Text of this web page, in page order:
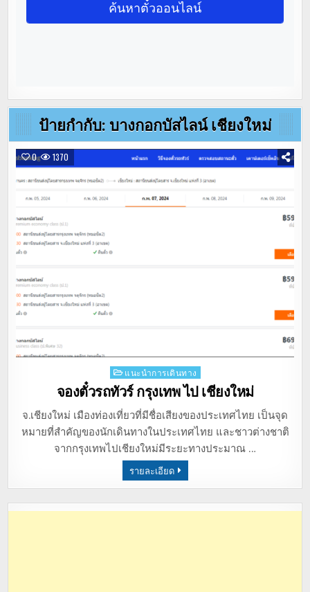
ป้ายกำกับ: บางกอกบัสไลน์ เชียงใหม่
0 1370
Posted
in
แนะนำการเดินทาง
จองตั๋วรถทัวร์ กรุงเทพ ไป เชียงใหม่
จ.เชียงใหม่ เมืองท่องเที่ยวที่มีชื่อเสียงของประเทศไทย เป็นจุด
หมายที่สำคัญของนักเดินทางในประเทศไทย และชาวต่างชาติ
จากกรุงเทพไปเชียงใหม่มีระยะทางประมาณ …
รายละเอียด